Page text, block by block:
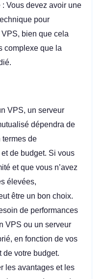
Vous devez avoir une
pour
bien que cela
complexe que la
VPS, un serveur
dépendra de
de
de budget. Si vous
et que vous n’avez
élevées,
être un bon choix.
de performances
VPS ou un serveur
en fonction de vos
de votre budget.
les avantages et les